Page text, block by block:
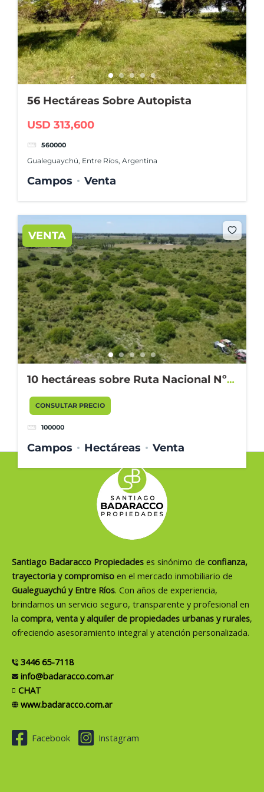
56 Hectáreas Sobre Autopista
USD 313,600
560000
Gualeguaychú, Entre Ríos, Argentina
Campos Venta
VENTA
10 hectáreas sobre Ruta Nacional Nº
14
CONSULTAR PRECIO
100000
Campos Hectáreas Venta
Santiago Badaracco Propiedades es sinónimo de confianza,
trayectoria y compromiso en el mercado inmobiliario de
Gualeguaychú y Entre Ríos. Con años de experiencia,
brindamos un servicio seguro, transparente y profesional en
la compra, venta y alquiler de propiedades urbanas y rurales,
ofreciendo asesoramiento integral y atención personalizada.
3446 65-7118
info@badaracco.com.ar
CHAT
www.badaracco.com.ar
Facebook Instagram